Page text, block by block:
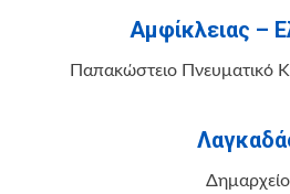
Αμφίκλειας –
Παπακώστειο Πνευματικό
Δημαρχείο